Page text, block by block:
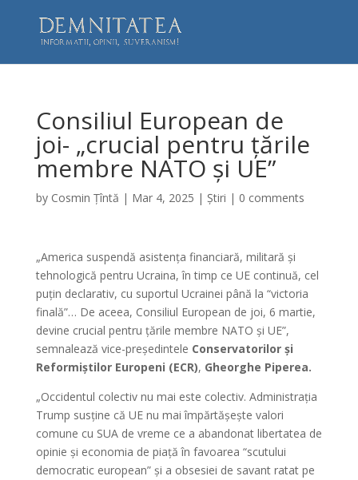
Consiliul European de
joi- „crucial pentru țările
membre NATO și UE”
by Cosmin Țîntă | Mar 4, 2025 | Știri | 0 comments
„America suspendă asistența financiară, militară și
tehnologică pentru Ucraina, în timp ce UE continuă, cel
puțin declarativ, cu suportul Ucrainei până la “victoria
finală”… De aceea, Consiliul European de joi, 6 martie,
devine crucial pentru țările membre NATO și UE”,
semnalează vice-președintele Conservatorilor și
Reformiștilor Europeni (ECR), Gheorghe Piperea.
„Occidentul colectiv nu mai este colectiv. Administrația
Trump susține că UE nu mai împărtășește valori
comune cu SUA de vreme ce a abandonat libertatea de
opinie și economia de piață în favoarea “scutului
democratic european” și a obsesiei de savant ratat pe